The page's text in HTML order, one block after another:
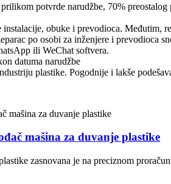
potvrde narudžbe, 70%
obuke i prevodioca. Međutim,
po osobi za inženjere i prevodioca
ili WeChat softvera.
datuma narudžbe
plastike. Pogodnije i lakše
mašina za duvanje plastike
zasnovana je na preciznom